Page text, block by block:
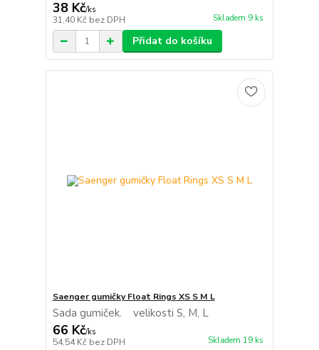
38 Kč/ks
31,40 Kč bez DPH Skladem 9 ks
Přidat do košíku
Saenger gumičky Float Rings XS S M L
Sada gumiček. velikosti S, M, L
66 Kč/ks
54,54 Kč bez DPH Skladem 19 ks